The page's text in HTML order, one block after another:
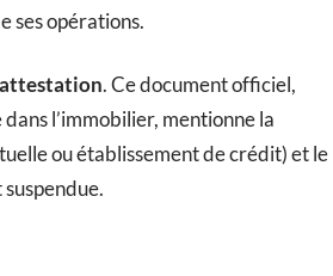
ses opérations.
attestation. Ce document officiel,
l’immobilier, mentionne la
ou établissement de crédit) et le